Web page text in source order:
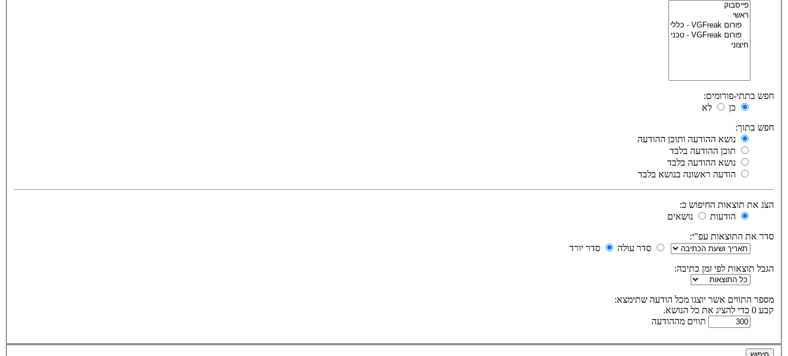
חפש בתתי-פורומים:
כן
לא
חפש בתוך:
נושא ההודעה ותוכן ההודעה
תוכן ההודעה בלבד
נושא ההודעה בלבד
הודעה ראשונה בנושא בלבד
הצג את תוצאות החיפוש כ:
הודעות
נושאים
סדר את התוצאות עפ"י:
סדר עולה
סדר יורד
הגבל תוצאות לפי זמן כתיבה:
מספר התווים אשר יוצגו מכל הודעה שתימצא:
קבע 0 כדי להציג את כל הנושא.
תווים מההודעה